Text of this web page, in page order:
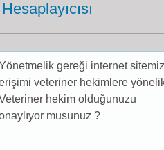
karlılığını hızlı bir şekilde
temel reprodüktif değerleri ve
girmek oldukça
gereği internet
veteriner hekimlere
hekim olduğunuzu
musunuz ?